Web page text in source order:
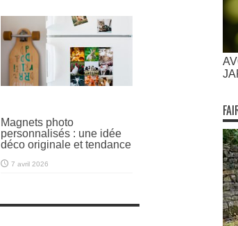
Magnets photo
personnalisés : une idée
déco originale et tendance
7 avril 2026